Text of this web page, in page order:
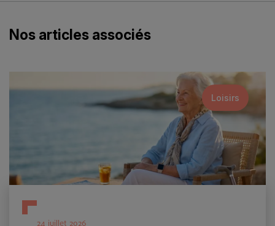
Nos articles associés
Loisirs